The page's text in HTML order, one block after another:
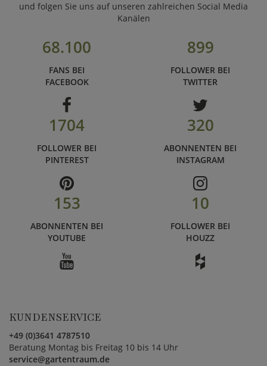
und folgen Sie uns auf unseren zahlreichen Social Media
Kanälen
68.100
FANS BEI
FACEBOOK
899
FOLLOWER BEI
TWITTER
1704
FOLLOWER BEI
PINTEREST
320
ABONNENTEN BEI
INSTAGRAM
153
ABONNENTEN BEI
YOUTUBE
10
FOLLOWER BEI
HOUZZ
KUNDENSERVICE
+49 (0)3641 4787510
Beratung Montag bis Freitag 10 bis 14 Uhr
service@gartentraum.de